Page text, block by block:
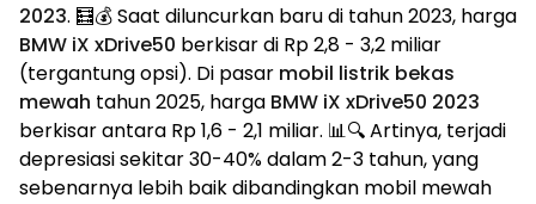
2023. 🧮💰 Saat diluncurkan baru di tahun 2023, harga
BMW iX xDrive50 berkisar di Rp 2,8 - 3,2 miliar
(tergantung opsi). Di pasar mobil listrik bekas
mewah tahun 2025, harga BMW iX xDrive50 2023
berkisar antara Rp 1,6 - 2,1 miliar. 📊🔍 Artinya, terjadi
depresiasi sekitar 30-40% dalam 2-3 tahun, yang
sebenarnya lebih baik dibandingkan mobil mewah